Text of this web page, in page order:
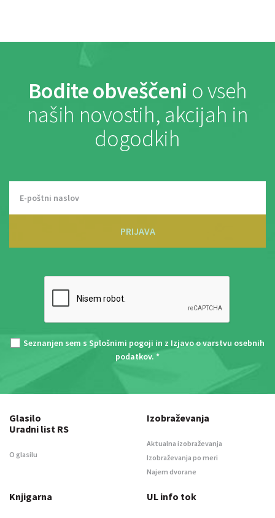
Bodite obveščeni o vseh
naših novostih, akcijah in
dogodkih
PRIJAVA
Seznanjen sem s Splošnimi pogoji in z Izjavo o varstvu osebnih
podatkov. *
Glasilo
Uradni list RS
O glasilu
Izobraževanja
Aktualna izobraževanja
Izobraževanja po meri
Najem dvorane
Knjigarna UL info tok